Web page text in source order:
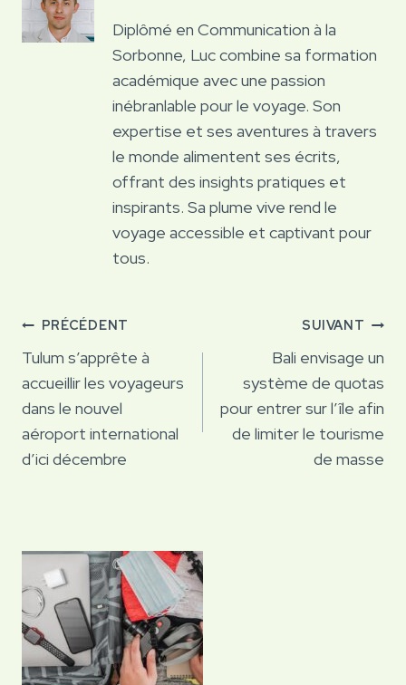
Diplômé en Communication à la
Sorbonne, Luc combine sa formation
académique avec une passion
inébranlable pour le voyage. Son
expertise et ses aventures à travers
le monde alimentent ses écrits,
offrant des insights pratiques et
inspirants. Sa plume vive rend le
voyage accessible et captivant pour
tous.
Navigation
de
l’article
PRÉCÉDENT
Tulum s’apprête à
accueillir les voyageurs
dans le nouvel
aéroport international
d’ici décembre
SUIVANT
Bali envisage un
système de quotas
pour entrer sur l’île afin
de limiter le tourisme
de masse